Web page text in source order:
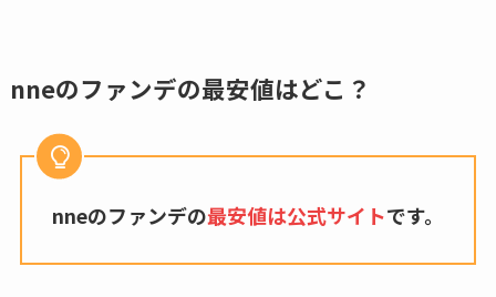
は？代わりの代用品
も調査
クランベリージュー
てる？薬局やイオン
め替えはどこで売っ
アクアテクトゲルが
売ってる場所はど
nneのファンデの最安値はどこ？
nneのファンデの最安値は公式サイトです。